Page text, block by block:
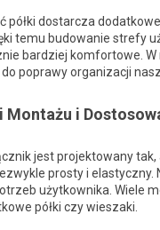
półki dostarcza
temu budowanie strefy
bardziej komfortowe. W
poprawy organizacji
Montażu i
jest projektowany
prosty i
użytkownika. Wiele
półki czy wieszaki.